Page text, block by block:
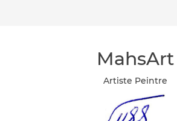
MahsArt
Artiste Peintre